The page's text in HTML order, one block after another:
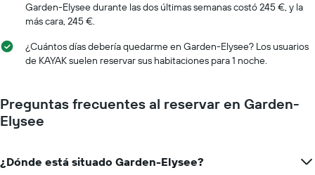
Garden-Elysee durante las dos últimas semanas costó 245 €, y la
más cara, 245 €.
¿Cuántos días debería quedarme en Garden-Elysee? Los usuarios
de KAYAK suelen reservar sus habitaciones para 1 noche.
Preguntas frecuentes al reservar en Garden-
Elysee
¿Dónde está situado Garden-Elysee?